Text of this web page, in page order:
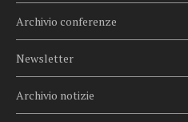
Archivio conferenze
Newsletter
Archivio notizie